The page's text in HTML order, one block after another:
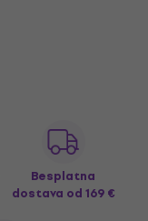
Besplatna
dostava od 169 €